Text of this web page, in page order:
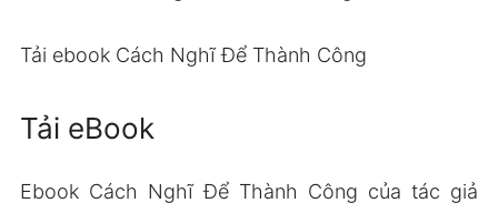
Tải ebook Cách Nghĩ Để Thành Công
Tải eBook
Ebook Cách Nghĩ Để Thành Công của tác giả